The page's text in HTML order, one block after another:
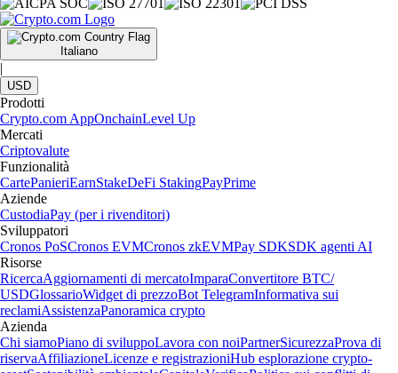
Italiano
|
USD
Prodotti
Crypto.com AppOnchainLevel Up
Mercati
Criptovalute
Funzionalità
CartePanieriEarnStakeDeFi StakingPayPrime
Aziende
CustodiaPay (per i rivenditori)
Sviluppatori
Cronos PoSCronos EVMCronos zkEVMPay SDKSDK agenti AI
Risorse
RicercaAggiornamenti di mercatoImparaConvertitore BTC/
USDGlossarioWidget di prezzoBot TelegramInformativa sui
reclamiAssistenzaPanoramica crypto
Azienda
Chi siamoPiano di sviluppoLavora con noiPartnerSicurezzaProva di
riservaAffiliazioneLicenze e registrazioniHub esplorazione crypto-